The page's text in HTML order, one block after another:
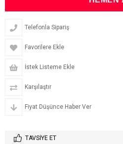
Telefonla Sipariş
Favorilere Ekle
İstek Listeme Ekle
Karşılaştır
Fiyat Düşünce Haber Ver
TAVSIYE ET